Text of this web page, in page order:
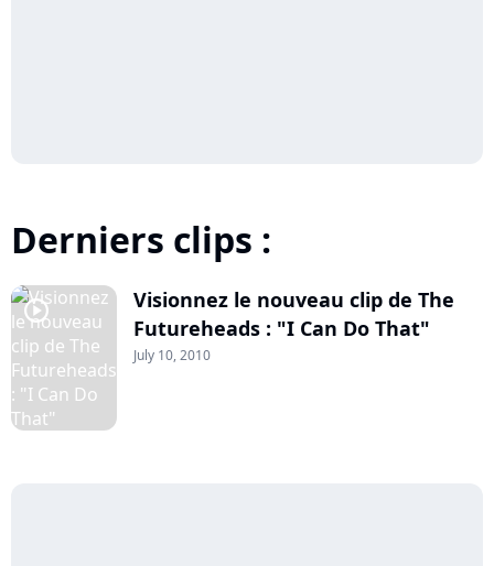
Derniers clips :
player2
Visionnez le nouveau clip de The
Futureheads : "I Can Do That"
July 10, 2010